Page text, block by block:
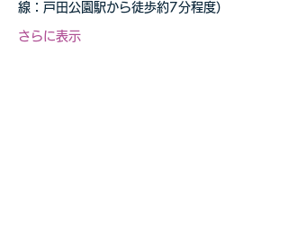
線：戸田公園駅から徒歩約7分程度）
さらに表示